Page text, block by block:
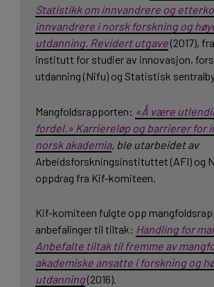
Statistikk om innvandrere og
innvandrere i norsk forskning og
utdanning. Revidert utgave(2017),
institutt for studier av innovasjon,
utdanning (Nifu) og Statistisk
Mangfoldsrapporten: «Å være
fordel.» Karriereløp og barrierer for
norsk akademia, ble utarbeidet av
Arbeidsforskningsinstituttet (AFI) og
oppdrag fra Kif-komiteen.
Kif-komiteen fulgte opp
anbefalinger til tiltak: Handling for
Anbefalte tiltak til fremme av
akademiske ansatte i forskning og
utdanning(2016).